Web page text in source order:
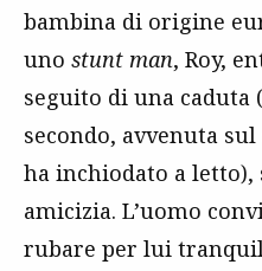
bambina di origine
uno stunt man, Roy,
seguito di una caduta
secondo, avvenuta
ha inchiodato a
amicizia. L’uomo
rubare per lui